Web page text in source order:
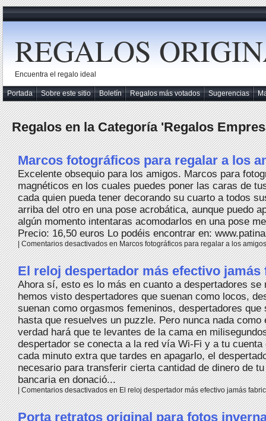
REGALOS
Encuentra el regalo ideal
Portada Sobre este sitio Boletín Regalos más votados Sugerencias
Regalos en la Categoría 'Regalos
Marcos fotográficos para regalar a los
Excelente obsequio para los amigos. Marcos para
magnéticos en los cuales puedes poner las caras de
cada quien pueda tener decorando su cuarto a todos
arriba del otro en una pose acrobática, aunque puedo
algún momento intentaras acomodarlos en una pose
Precio: 16,50 euros Lo podéis encontrar en:
|Comentarios desactivadosen Marcos fotográficos para regalar a los amigos
El reloj despertador más efectivo jamás
Ahora sí, esto es lo más en cuanto a despertadores se
hemos visto despertadores que suenan como locos,
suenan como orgasmos femeninos, despertadores que
hasta que resuelves un puzzle. Pero nunca nada como
verdad hará que te levantes de la cama en
despertador se conecta a la red vía Wi-Fi y a tu cuenta
cada minuto extra que tardes en apagarlo, el
necesario para transferir cierta cantidad de dinero de
bancaria en donació...
|Comentarios desactivadosen El reloj despertador más efectivo jamás
Porta retratos original para fotos